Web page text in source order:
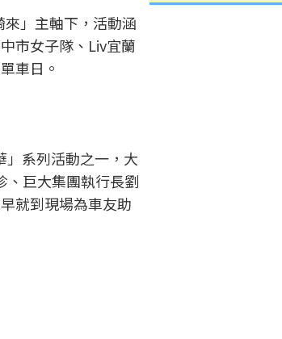
來」主軸下，活動涵
市女子隊、Liv宜蘭
車日。
」系列活動之一，大
、巨大集團執行長劉
就到現場為車友助